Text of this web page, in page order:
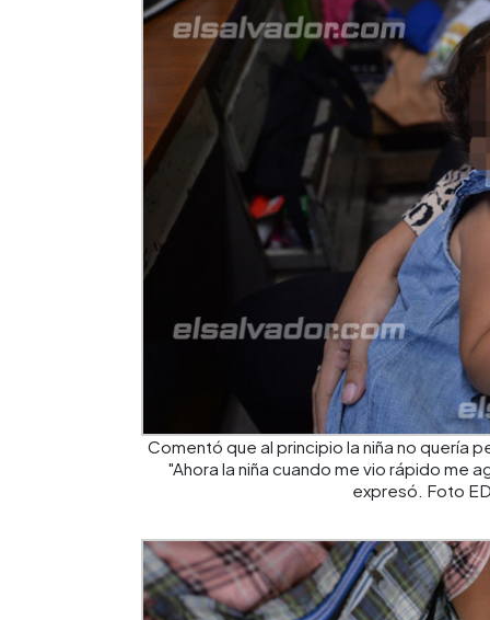
Comentó que al principio la niña no quería
"Ahora la niña cuando me vio rápido me
expresó. Foto